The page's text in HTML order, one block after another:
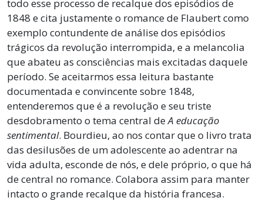
todo esse processo de recalque dos episódios de
1848 e cita justamente o romance de Flaubert como
exemplo contundente de análise dos episódios
trágicos da revolução interrompida, e a melancolia
que abateu as consciências mais excitadas daquele
período. Se aceitarmos essa leitura bastante
documentada e convincente sobre 1848,
entenderemos que é a revolução e seu triste
desdobramento o tema central deA educação
sentimental. Bourdieu, ao nos contar que o livro trata
das desilusões de um adolescente ao adentrar na
vida adulta, esconde de nós, e dele próprio, o que há
de central no romance. Colabora assim para manter
intacto o grande recalque da história francesa.